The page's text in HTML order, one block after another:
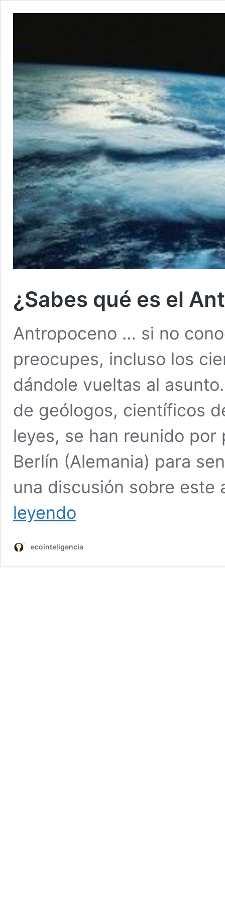
¿Sabes qué es el
Antropoceno … si no
preocupes, incluso los
dándole vueltas al
de geólogos, científicos
leyes, se han reunido por
Berlín (Alemania) para
una discusión sobre
leyendo
Antropoceno?
ecointeligencia